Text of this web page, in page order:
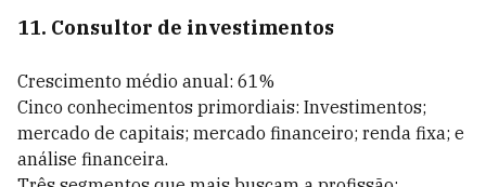
11. Consultor de investimentos
Crescimento médio anual: 61%
Cinco conhecimentos primordiais: Investimentos;
mercado de capitais; mercado financeiro; renda fixa; e
análise financeira.